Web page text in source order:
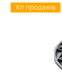
Хіт продажів